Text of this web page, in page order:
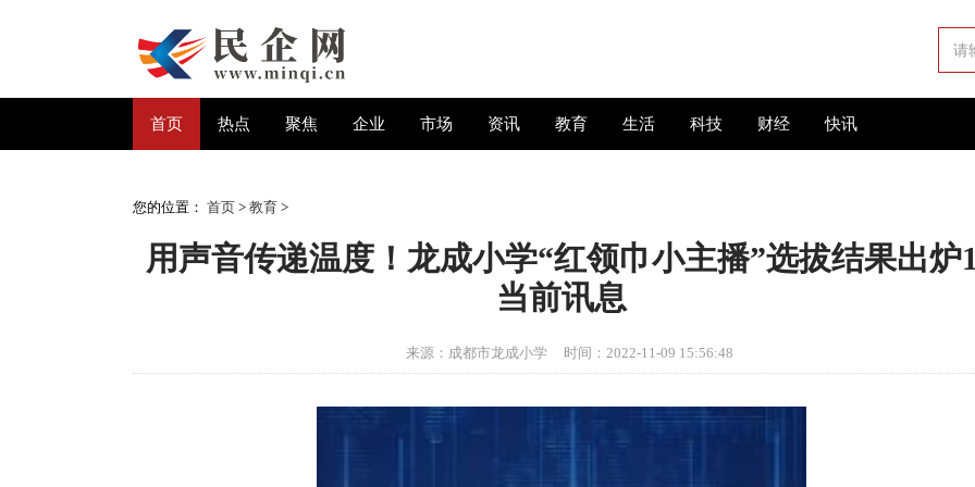
首页 热点 聚焦 企业 市场 资讯 教育 生活 科技 财经 快讯
您的位置： 首页 > 教育 >
用声音传递温度！龙成小学“红领巾小主播”选拔结果出炉
当前讯息
来源：成都市龙成小学 时间：2022-11-09 15:56:48